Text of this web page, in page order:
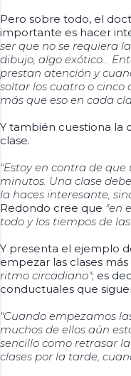
Pero sobre todo, el
importante es hacer
ser que no se requiera
dibujo, algo exótico…
prestan atención y
soltar los cuatro o cinco
más que eso en cada
Y también cuestiona la
clase.
"Estoy en contra de
minutos. Una clase
la haces interesante,
Redondo cree que "en
todo y los tiempos de
Y presenta el ejemplo
empezar las clases
ritmo circadiano"; es
conductuales que
"Cuando empezamos
muchos de ellos aún
sencillo como retrasar
clases por la tarde,